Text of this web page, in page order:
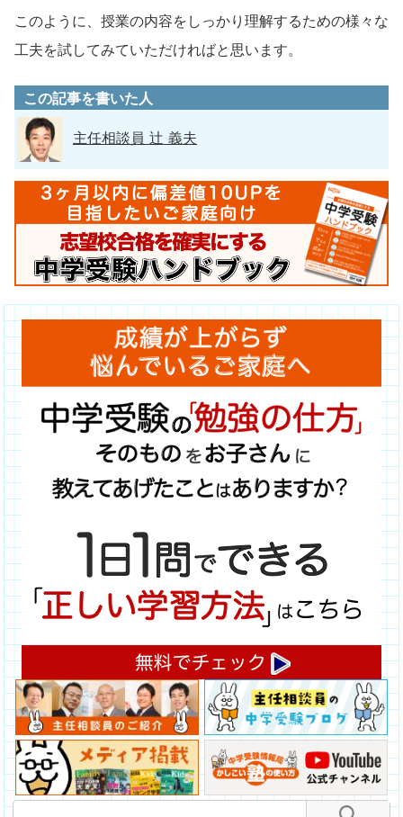
このように、授業の内容をしっかり理解するための様々な
工夫を試してみていただければと思います。
この記事を書いた人
主任相談員 辻 義夫